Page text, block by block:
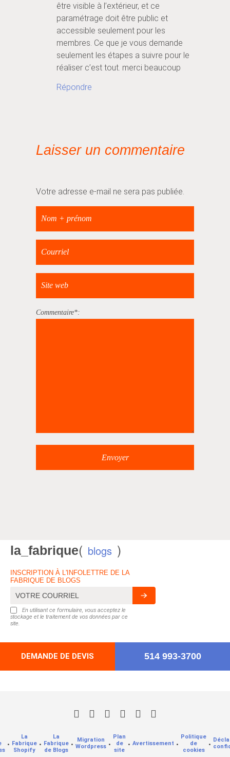
être visible à l’extérieur, et ce
paramétrage doit être public et
accessible seulement pour les
membres. Ce que je vous demande
seulement les étapes a suivre pour le
réaliser c’est tout. merci beaucoup
Répondre
Laisser un commentaire
Votre adresse e-mail ne sera pas publiée.
Commentaire
la_fabrique( blogs )
INSCRIPTION À L'INFOLETTRE DE LA
FABRIQUE DE BLOGS
En utilisant ce formulaire, vous acceptez le
stockage et le traitement de vos données par ce
site.
DEMANDE DE DEVIS 514 993-3700
•
La
Fabrique
Shopify
•
La
Fabrique
de Blogs
•
Migration
Wordpress •
Plan
de
site
• Avertissement •
Politique
de
cookies
•